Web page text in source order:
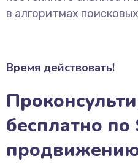
в алгоритмах
Время действовать!
бесплатно по